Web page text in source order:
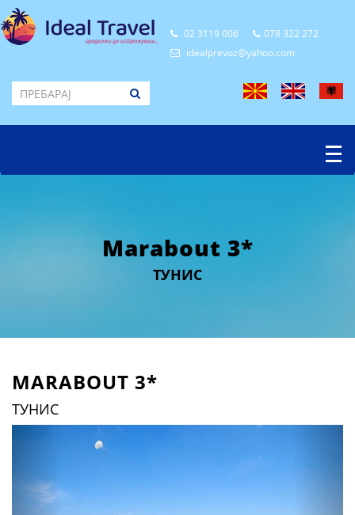
02 3119 006
078 322 272
idealprevoz@yahoo.com
Marabout 3*
ТУНИС
MARABOUT 3*
ТУНИС
Previous